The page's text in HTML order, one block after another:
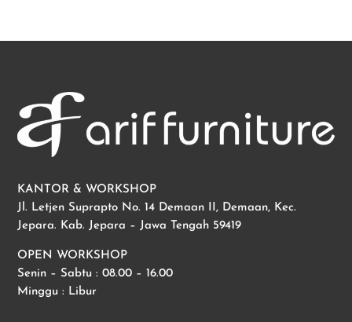
KANTOR & WORKSHOP
Jl. Letjen Suprapto No. 14 Demaan II, Demaan, Kec.
Jepara. Kab. Jepara – Jawa Tengah 59419
OPEN WORKSHOP
Senin – Sabtu : 08.00 – 16.00
Minggu : Libur